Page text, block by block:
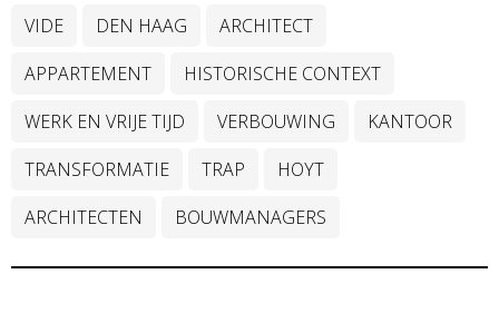
VIDE
DEN HAAG
ARCHITECT
APPARTEMENT
HISTORISCHE CONTEXT
WERK EN VRIJE TIJD
VERBOUWING
KANTOOR
TRANSFORMATIE
TRAP
HOYT
ARCHITECTEN
BOUWMANAGERS